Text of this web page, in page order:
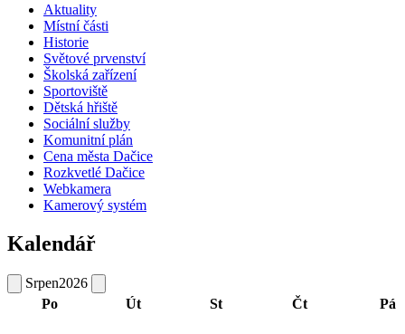
Aktuality
Místní části
Historie
Světové prvenství
Školská zařízení
Sportoviště
Dětská hřiště
Sociální služby
Komunitní plán
Cena města Dačice
Rozkvetlé Dačice
Webkamera
Kamerový systém
Kalendář
Srpen2026
Po
Út St Čt Pá